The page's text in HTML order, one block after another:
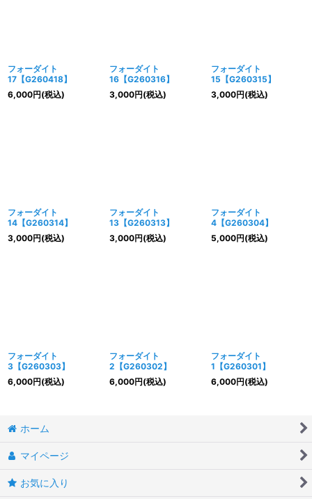
フォーダイト
17【G260418】
6,000円(税込)
フォーダイト
16【G260316】
3,000円(税込)
フォーダイト
15【G260315】
3,000円(税込)
フォーダイト
14【G260314】
3,000円(税込)
フォーダイト
13【G260313】
3,000円(税込)
フォーダイト
4【G260304】
5,000円(税込)
フォーダイト
3【G260303】
6,000円(税込)
フォーダイト
2【G260302】
6,000円(税込)
フォーダイト
1【G260301】
6,000円(税込)
ホーム
マイページ
お気に入り